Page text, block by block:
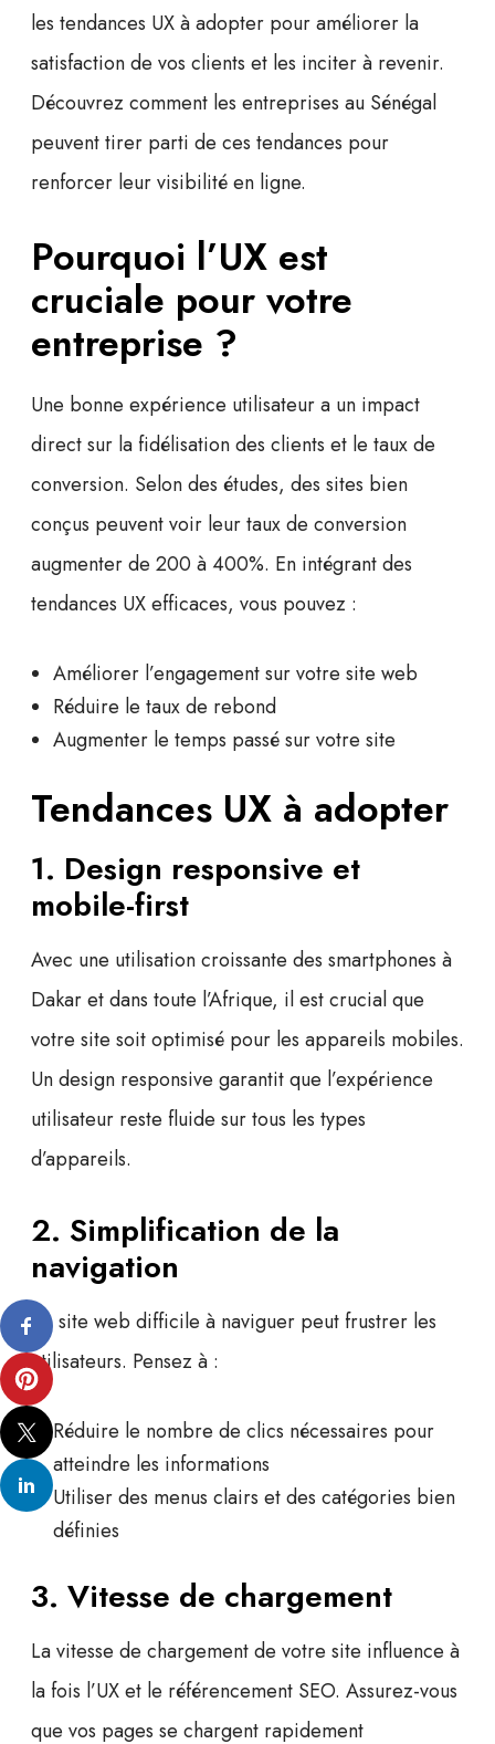
les tendances UXà adopter pour améliorer la
satisfaction de vos clients et les inciter à revenir.
Découvrez comment les entreprises au Sénégal
peuvent tirer parti de ces tendances pour
renforcer leur visibilité en ligne.
Pourquoi l’UX est
cruciale pour votre
entreprise ?
Une bonne expérience utilisateur a un impact
direct sur lafidélisation des clients et le taux de
conversion. Selon des études, des sites bien
conçus peuvent voir leurtaux de conversion
augmenter de 200 à 400%. En intégrant des
tendances UX efficaces, vous pouvez :
Améliorer l’engagement sur votre site web
Réduire le taux de rebond
Augmenter le temps passé sur votre site
Tendances UX à adopter
1. Design responsive et
mobile-first
Avec une utilisation croissante des smartphones à
Dakar et dans toute l’Afrique, il est crucial que
votre site soit optimisé pour les appareils mobiles.
Un design responsive garantit que l’expérience
utilisateur reste fluide sur tous les types
d’appareils.
2. Simplification de la
navigation
Un site web difficile à naviguer peut frustrer les
utilisateurs. Pensez à :
Réduire le nombre de clics nécessaires pour
atteindre les informations
Utiliser des menus clairs et des catégories bien
définies
3. Vitesse de chargement
La vitesse de chargement de votre site influence à
la fois l’UX et le référencement SEO. Assurez-vous
que vos pages se chargent rapidement